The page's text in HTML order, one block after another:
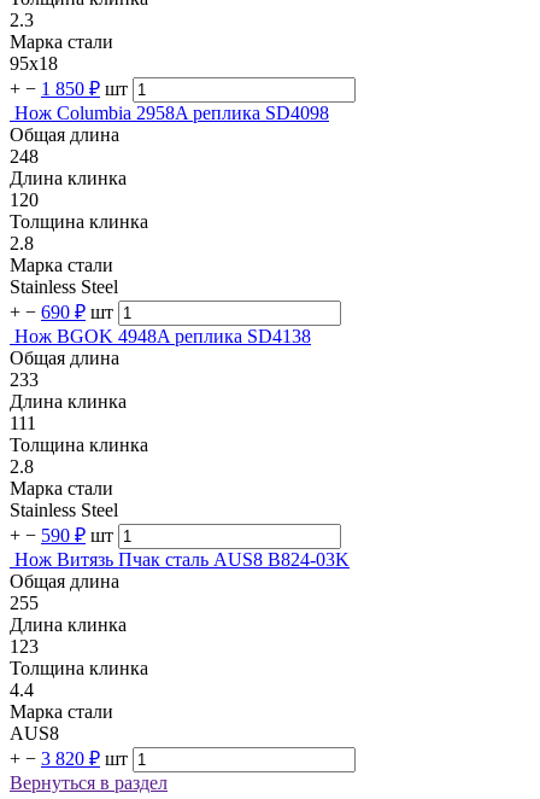
2.3
Марка стали
95х18
+ − 1 850 ₽ шт
Нож Columbia 2958A реплика SD4098
Общая длина
248
Длина клинка
120
Толщина клинка
2.8
Марка стали
Stainless Steel
+ − 690 ₽ шт
Нож BGOK 4948A реплика SD4138
Общая длина
233
Длина клинка
111
Толщина клинка
2.8
Марка стали
Stainless Steel
+ − 590 ₽ шт
Нож Витязь Пчак сталь AUS8 B824-03K
Общая длина
255
Длина клинка
123
Толщина клинка
4.4
Марка стали
AUS8
+ − 3 820 ₽ шт
Вернуться в раздел